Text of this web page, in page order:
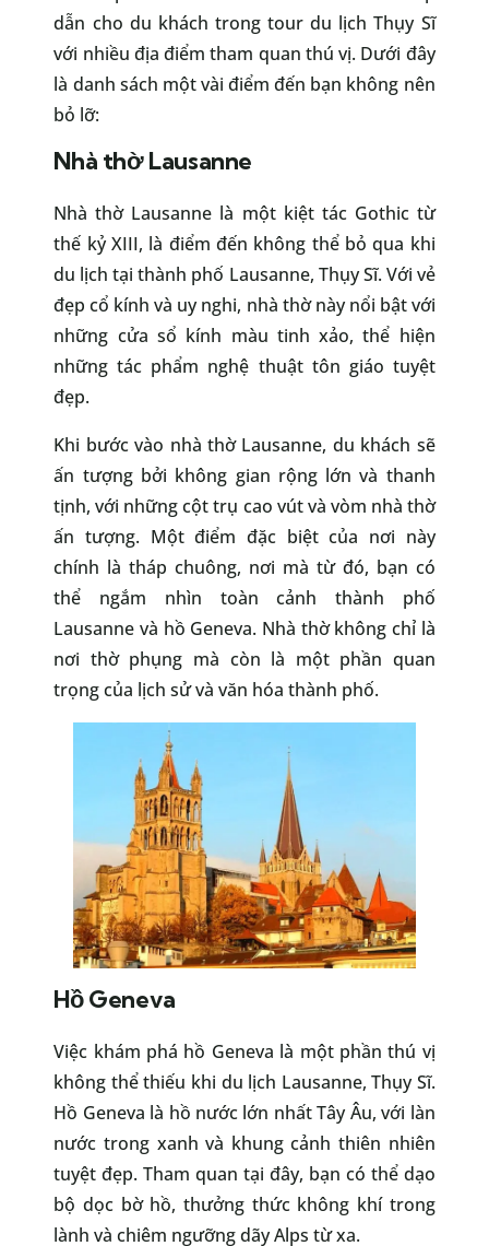
dẫn cho du khách trong tour du lịch Thụy Sĩ
với nhiều địa điểm tham quan thú vị. Dưới đây
là danh sách một vài điểm đến bạn không nên
bỏ lỡ:
Nhà thờ Lausanne
Nhà thờ Lausanne là một kiệt tác Gothic từ
thế kỷ XIII, là điểm đến không thể bỏ qua khi
du lịch tại thành phố Lausanne, Thụy Sĩ. Với vẻ
đẹp cổ kính và uy nghi, nhà thờ này nổi bật với
những cửa sổ kính màu tinh xảo, thể hiện
những tác phẩm nghệ thuật tôn giáo tuyệt
đẹp.
Khi bước vào nhà thờ Lausanne, du khách sẽ
ấn tượng bởi không gian rộng lớn và thanh
tịnh, với những cột trụ cao vút và vòm nhà thờ
ấn tượng. Một điểm đặc biệt của nơi này
chính là tháp chuông, nơi mà từ đó, bạn có
thể ngắm nhìn toàn cảnh thành phố
Lausanne và hồ Geneva. Nhà thờ không chỉ là
nơi thờ phụng mà còn là một phần quan
trọng của lịch sử và văn hóa thành phố.
Hồ Geneva
Việc khám phá hồ Geneva là một phần thú vị
không thể thiếu khi du lịch Lausanne, Thụy Sĩ.
Hồ Geneva là hồ nước lớn nhất Tây Âu, với làn
nước trong xanh và khung cảnh thiên nhiên
tuyệt đẹp. Tham quan tại đây, bạn có thể dạo
bộ dọc bờ hồ, thưởng thức không khí trong
lành và chiêm ngưỡng dãy Alps từ xa.